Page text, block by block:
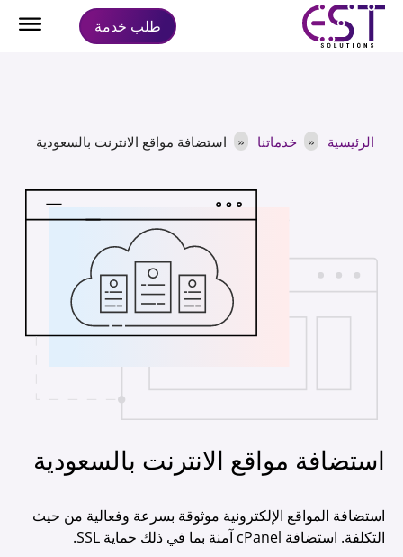
طلب خدمة
الرئيسية خدماتنا استضافة مواقع الانترنت بالسعودية
استضافة مواقع الانترنت بالسعودية
استضافة المواقع الإلكترونية موثوقة بسرعة وفعالية من حيث
التكلفة. استضافة cPanel آمنة بما في ذلك حماية SSL.